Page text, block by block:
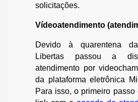
solicitações.
Vídeoatendimento
Devido à quarentena
Libertas passou a
atendimento por
da plataforma eletrônica
Para isso, o primeiro passo